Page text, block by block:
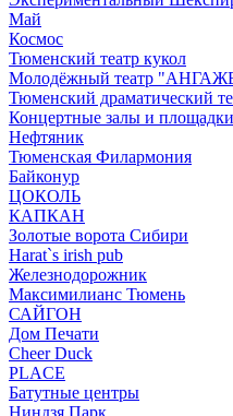
Май
Космос
Тюменский театр кукол
Молодёжный театр
Тюменский драматический
Концертные залы и площадки
Нефтяник
Тюменская Филармония
Байконур
ЦОКОЛЬ
КАПКАН
Золотые ворота Сибири
Harat`s irish pub
Железнодорожник
Максимилианс Тюмень
САЙГОН
Дом Печати
Cheer Duck
PLACE
Батутные центры
Ниндзя Парк